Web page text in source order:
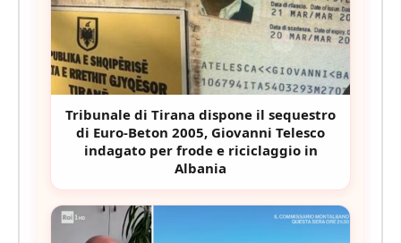
Tribunale di Tirana dispone il sequestro
di Euro-Beton 2005, Giovanni Telesco
indagato per frode e riciclaggio in
Albania